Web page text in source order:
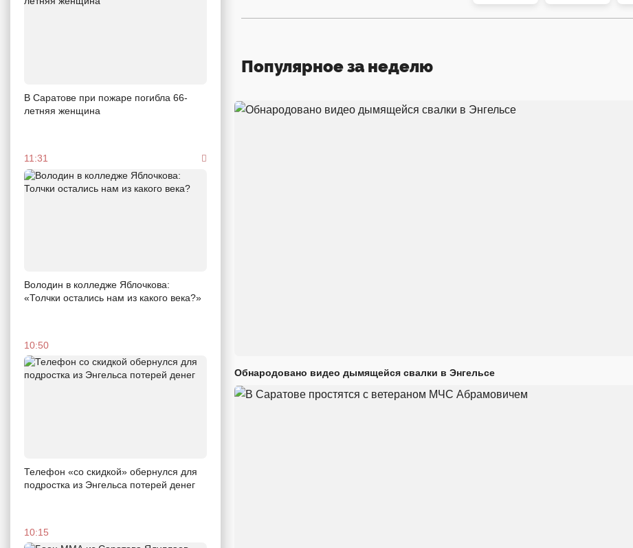
В Саратове при пожаре погибла 66-
летняя женщина
11:31
Володин в колледже Яблочкова:
«Толчки остались нам из какого века?»
10:50
Телефон «со скидкой» обернулся для
подростка из Энгельса потерей денег
10:15
Популярное за неделю
Обнародовано видео дымящейся свалки в Энгельсе